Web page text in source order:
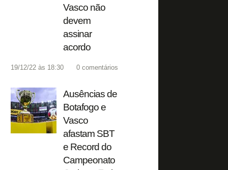
Vasco não
devem
assinar
acordo
19/12/22 às 18:30 0 comentários
Ausências de
Botafogo e
Vasco
afastam SBT
e Record do
Campeonato